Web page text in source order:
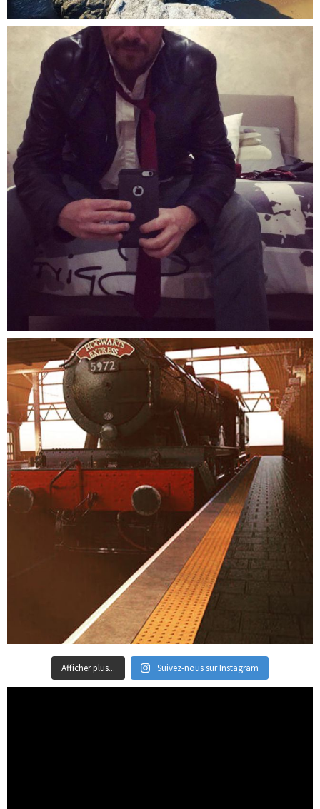
Afficher plus... Suivez-nous sur Instagram